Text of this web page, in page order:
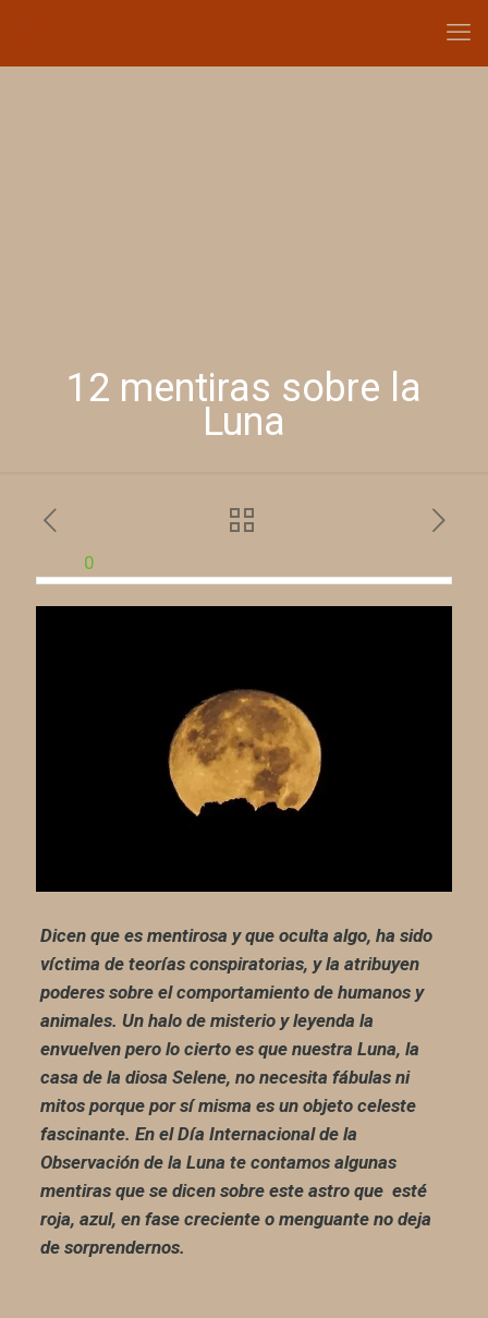
12 mentiras sobre la
Luna
0
Dicen que es mentirosa y que oculta algo, ha sido
víctima de teorías conspiratorias, y la atribuyen
poderes sobre el comportamiento de humanos y
animales. Un halo de misterio y leyenda la
envuelven pero lo cierto es que nuestra Luna, la
casa de la diosa Selene, no necesita fábulas ni
mitos porque por sí misma es un objeto celeste
fascinante. En el Día Internacional de la
Observación de la Luna te contamos algunas
mentiras que se dicen sobre este astro que esté
roja, azul, en fase creciente o menguante no deja
de sorprendernos.